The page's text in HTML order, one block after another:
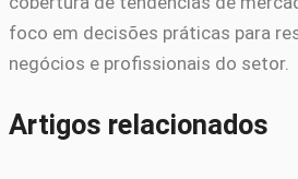
foco em decisões práticas para
negócios e profissionais do setor.
Artigos relacionados